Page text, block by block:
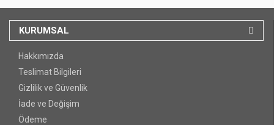
KURUMSAL
Hakkımızda
Teslimat Bilgileri
Gizlilik ve Güvenlik
İade ve Değişim
Ödeme